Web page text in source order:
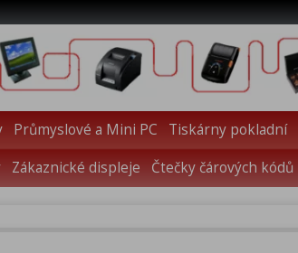
Průmyslové a Mini PC Tiskárny pokladní
Zákaznické displeje Čtečky čárových kódů